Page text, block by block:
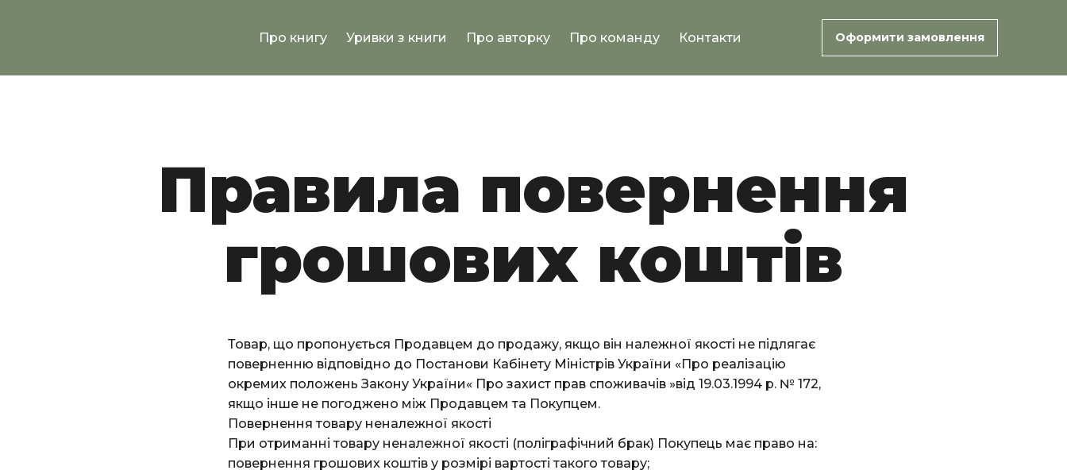
Про книгу Уривки з книги Про авторку Про команду Контакти Оформити замовлення
Правила повернення
грошових коштів
Товар, що пропонується Продавцем до продажу, якщо він належної якості не підлягає
поверненню відповідно до Постанови Кабінету Міністрів України «Про реалізацію
окремих положень Закону України« Про захист прав споживачів »від 19.03.1994 р. № 172,
якщо інше не погоджено між Продавцем та Покупцем.
Повернення товару неналежної якості
При отриманні товару неналежної якості (поліграфічний брак) Покупець має право на:
повернення грошових коштів у розмірі вартості такого товару;